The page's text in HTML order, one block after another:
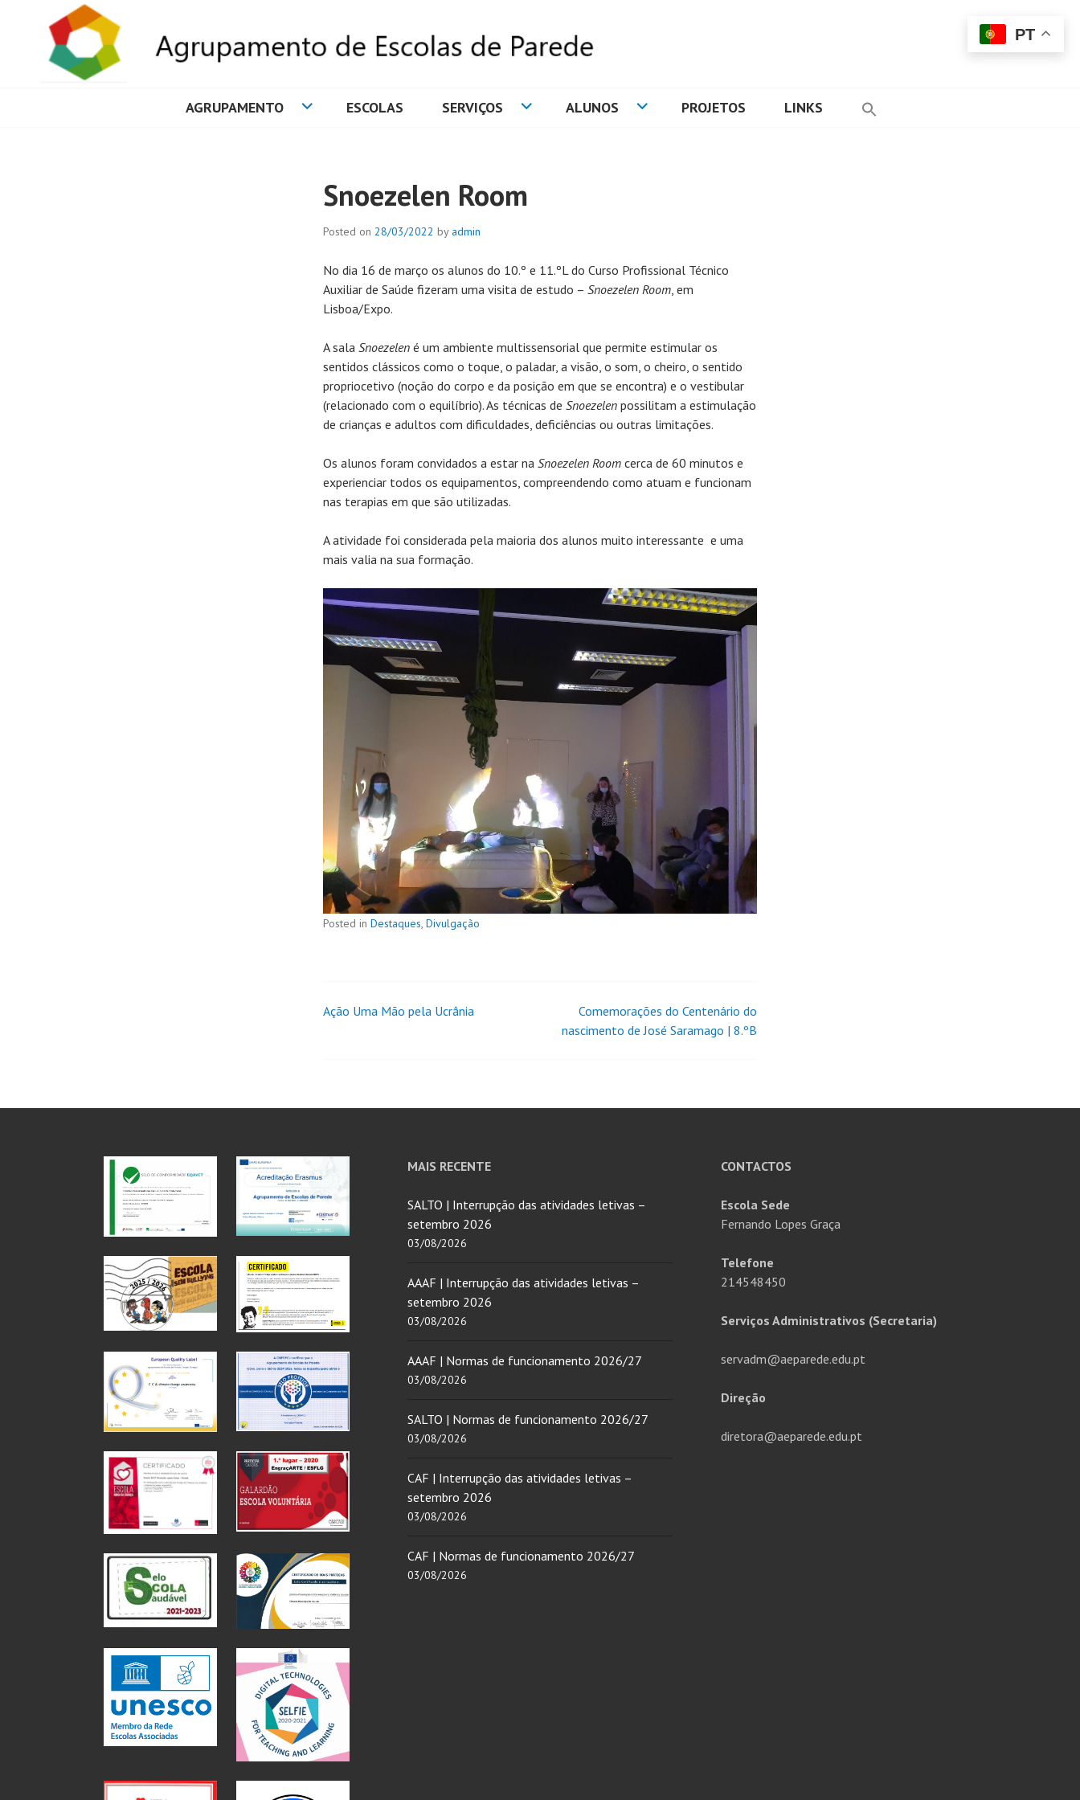
AGRUPAMENTO ESCOLAS SERVIÇOS ALUNOS PROJETOS LINKS
Snoezelen Room
Posted on 28/03/2022 by admin
No dia 16 de março os alunos do 10.º e 11.ºL do Curso Profissional Técnico
Auxiliar de Saúde fizeram uma visita de estudo – Snoezelen Room , em
Lisboa/Expo.
A sala Snoezelen é um ambiente multissensorial que permite estimular os
sentidos clássicos como o toque, o paladar, a visão, o som, o cheiro, o sentido
propriocetivo (noção do corpo e da posição em que se encontra) e o vestibular
(relacionado com o equilíbrio). As técnicas de Snoezelen possilitam a estimulação
de crianças e adultos com dificuldades, deficiências ou outras limitações.
Os alunos foram convidados a estar na Snoezelen Room cerca de 60 minutos e
experienciar todos os equipamentos, compreendendo como atuam e funcionam
nas terapias em que são utilizadas.
A atividade foi considerada pela maioria dos alunos muito interessante e uma
mais valia na sua formação.
Posted in Destaques, Divulgação
Ação Uma Mão pela Ucrânia
Comemorações do Centenário do
nascimento de José Saramago | 8.ºB
MAIS RECENTE
SALTO | Interrupção das atividades letivas –
setembro 2026
03/08/2026
AAAF | Interrupção das atividades letivas –
setembro 2026
03/08/2026
AAAF | Normas de funcionamento 2026/27
03/08/2026
SALTO | Normas de funcionamento 2026/27
03/08/2026
CAF | Interrupção das atividades letivas –
setembro 2026
03/08/2026
CAF | Normas de funcionamento 2026/27
03/08/2026
CONTACTOS
Escola Sede
Fernando Lopes Graça
Telefone
214548450
Serviços Administrativos (Secretaria)
servadm@aeparede.edu.pt
Direção
diretora@aeparede.edu.pt
PT